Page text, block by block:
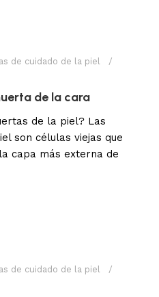
de cuidado de la piel
de la cara
de la piel? Las
son células viejas que
capa más externa de
de cuidado de la piel